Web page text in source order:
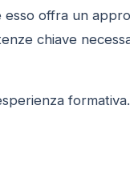
offra un
chiave